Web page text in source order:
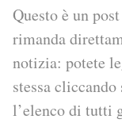
Scienza
Cultura
Questo è un
rimanda
notizia: potete
stessa
l’elenco di tutti